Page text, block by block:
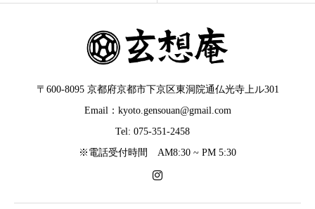
〒600-8095 京都府京都市下京区東洞院通仏光寺上ル301
Email：kyoto.gensouan@gmail.com
Tel: 075-351-2458
※電話受付時間 AM8:30 ~ PM 5:30